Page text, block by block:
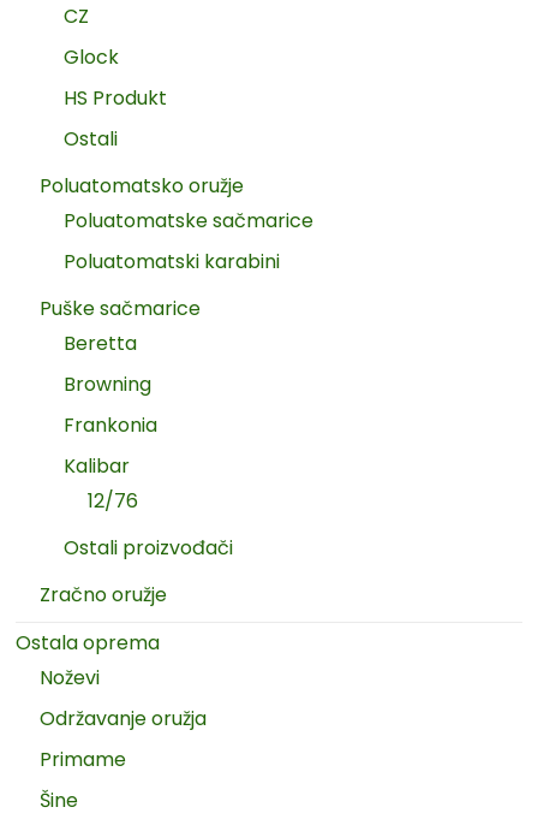
CZ
Glock
HS Produkt
Ostali
Poluatomatsko oružje
Poluatomatske sačmarice
Poluatomatski karabini
Puške sačmarice
Beretta
Browning
Frankonia
Kalibar
12/76
Ostali proizvođači
Zračno oružje
Ostala oprema
Noževi
Održavanje oružja
Primame
Šine